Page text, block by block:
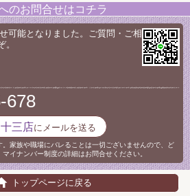
のお問合せはコチラ
可能となりました。ご質問・ご相
678
十三店にメールを送る
家族や職場にバレることは一切ございませんので、ど
イナンバー制度の詳細はお問合せください。
トップページに戻る